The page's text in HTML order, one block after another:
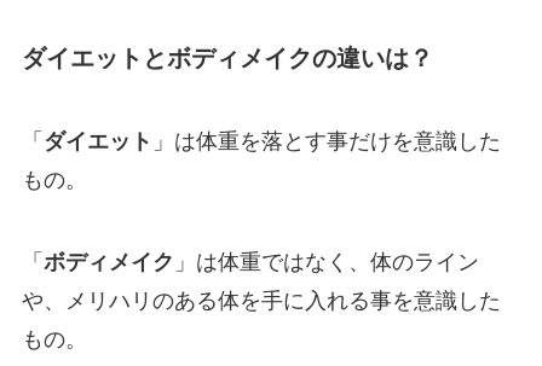
ダイエットとボディメイクの違いは？
「 ダイエット 」は体重を落とす事だけを意識した
もの。
「 ボディメイク 」は体重ではなく、体のライン
や、メリハリのある体を手に入れる事を意識した
もの。